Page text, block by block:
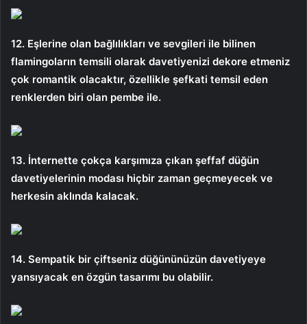
12. Eşlerine olan bağlılıkları ve sevgileri ile bilinen
flamingoların temsili olarak davetiyenizi dekore etmeniz
çok romantik olacaktır, özellikle şefkati temsil eden
renklerden biri olan pembe ile.
13. İnternette çokça karşımıza çıkan şeffaf düğün
davetiyelerinin modası hiçbir zaman geçmeyecek ve
herkesin aklında kalacak.
14. Sempatik bir çiftseniz düğününüzün davetiyeye
yansıyacak en özgün tasarımı bu olabilir.